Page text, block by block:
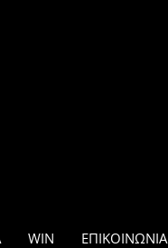
WIN ΕΠΙΚΟΙΝΩΝΊΑ